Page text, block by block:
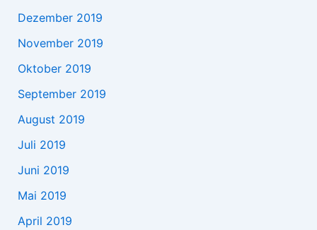
Dezember 2019
November 2019
Oktober 2019
September 2019
August 2019
Juli 2019
Juni 2019
Mai 2019
April 2019